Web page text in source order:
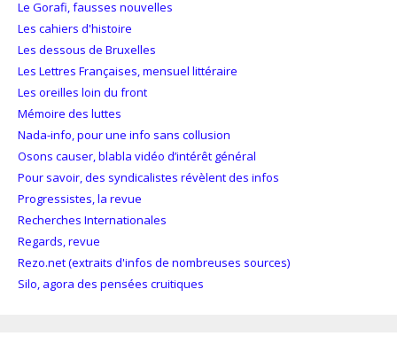
Le Gorafi, fausses nouvelles
Les cahiers d'histoire
Les dessous de Bruxelles
Les Lettres Françaises, mensuel littéraire
Les oreilles loin du front
Mémoire des luttes
Nada-info, pour une info sans collusion
Osons causer, blabla vidéo d’intérêt général
Pour savoir, des syndicalistes révèlent des infos
Progressistes, la revue
Recherches Internationales
Regards, revue
Rezo.net (extraits d'infos de nombreuses sources)
Silo, agora des pensées cruitiques